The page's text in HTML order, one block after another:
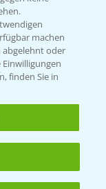
machen
abgelehnt oder
finden Sie in